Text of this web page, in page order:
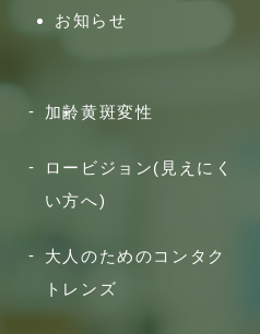
お知らせ
加齢黄斑変性
ロービジョン(見えにく
い方へ)
大人のためのコンタク
トレンズ